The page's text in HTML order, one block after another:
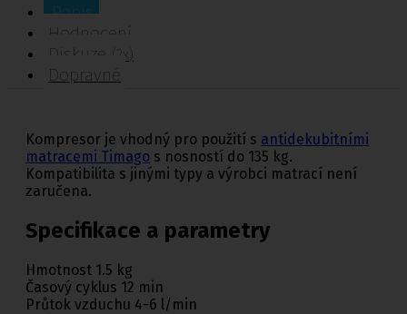
Popis
Hodnocení
Diskuze
(2x)
Dopravné
Kompresor je vhodný pro použití s antidekubitními
matracemi Timago s nosností do 135 kg.
Kompatibilita s jinými typy a výrobci matrací není
zaručena.
Specifikace a parametry
Hmotnost 1.5 kg
Časový cyklus 12 min
Průtok vzduchu 4-6 l/min